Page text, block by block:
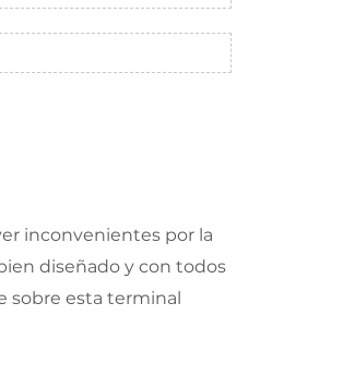
inconvenientes por la
diseñado y con todos
sobre esta terminal